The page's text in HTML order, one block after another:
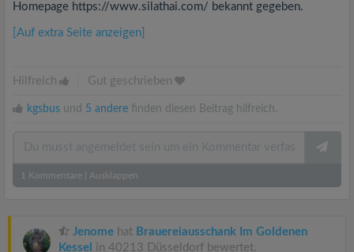
Homepage https://www.silathai.com/ bekannt gegeben.
[Auf extra Seite anzeigen]
Hilfreich Gut geschrieben
kgsbus und 5 andere finden diesen Beitrag hilfreich.
1 Kommentare Ausklappen
Jenome hat Brauereiausschank Im Goldenen
Kessel in 40213 Düsseldorf bewertet.